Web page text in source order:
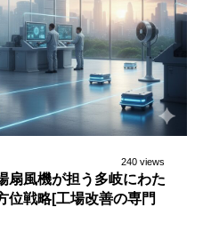
240 views
扇風機が担う多岐にわた
位戦略[工場改善の専門